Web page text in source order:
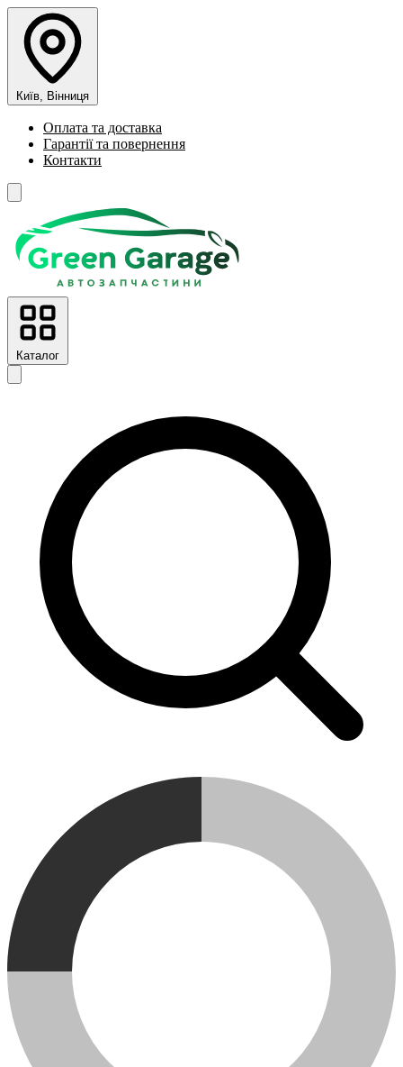
Київ, Вінниця
Оплата та доставка
Гарантії та повернення
Контакти
Каталог